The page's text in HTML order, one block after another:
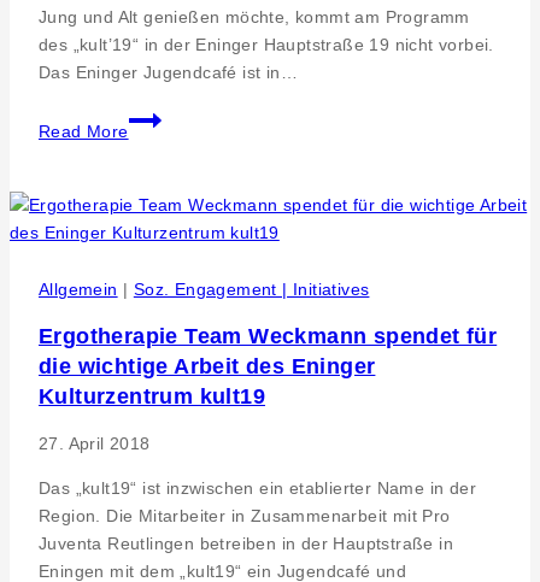
Jung und Alt genießen möchte, kommt am Programm
des „kult’19“ in der Eninger Hauptstraße 19 nicht vorbei.
Das Eninger Jugendcafé ist in…
Read More
APROS
neues
in
Reutlinger
und
Sponsoring
des
Kult’19
Allgemein | Soz. Engagement | Initiatives
Ergotherapie Team Weckmann spendet für
die wichtige Arbeit des Eninger
Kulturzentrum kult19
27. April 2018
Das „kult19“ ist inzwischen ein etablierter Name in der
Region. Die Mitarbeiter in Zusammenarbeit mit Pro
Juventa Reutlingen betreiben in der Hauptstraße in
Eningen mit dem „kult19“ ein Jugendcafé und